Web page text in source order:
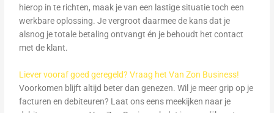
hierop in te richten, maak je van een lastige situatie toch een
werkbare oplossing. Je vergroot daarmee de kans dat je
alsnog je totale betaling ontvangt én je behoudt het contact
met de klant.
Liever vooraf goed geregeld? Vraag het Van Zon Business!
Voorkomen blijft altijd beter dan genezen. Wil je meer grip op je
facturen en debiteuren? Laat ons eens meekijken naar je